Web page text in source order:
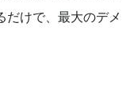
だけで、最大のデメ